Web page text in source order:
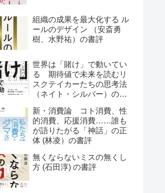
組織の成果を最大化する ル
ールのデザイン （安斎勇
樹、水野祐）の書評
世界は「賭け」で動いてい
る 期待値で未来を読むリ
スクテイカーたちの思考法
（ネイト・シルバー）の書
新・消費論 コト消費、性
的消費、応援消費……誰も
が語りたがる「神話」の正
体 (林凌）の書評
無くならないミスの無くし
方 (石田淳) の書評